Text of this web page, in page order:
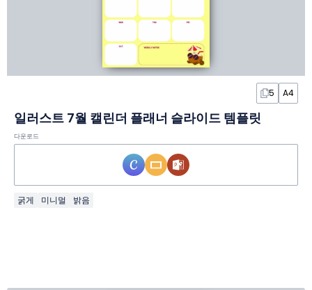
5 A4
일러스트 7월 캘린더 플래너 슬라이드 템플릿
다운로드
굵게 미니멀 밝음